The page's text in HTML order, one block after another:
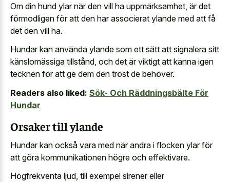
Om din hund ylar när den vill ha uppmärksamhet, är det
förmodligen för att den har associerat ylande med att få
det den vill ha.
Hundar kan använda ylande som ett sätt att signalera sitt
känslomässiga tillstånd, och det är viktigt att känna igen
tecknen för att ge dem den tröst de behöver.
Readers also liked: Sök- Och Räddningsbälte För
Hundar
Orsaker till ylande
Hundar kan också vara med när andra i flocken ylar för
att göra kommunikationen högre och effektivare.
Högfrekventa ljud, till exempel sirener eller